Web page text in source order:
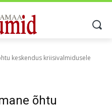
keskendus kriisivalmidusele
õhtu